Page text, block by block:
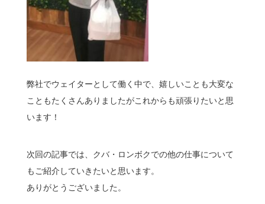
弊社でウェイターとして働く中で、嬉しいことも大変な
こともたくさんありましたがこれからも頑張りたいと思
います！
次回の記事では、クバ・ロンボクでの他の仕事について
もご紹介していきたいと思います。
ありがとうございました。